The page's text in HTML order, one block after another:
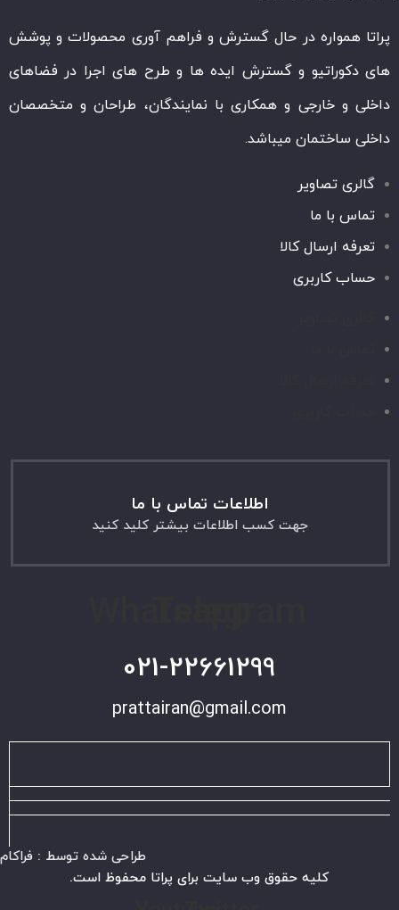
پراتا همواره در حال گسترش و فراهم آوری محصولات و پوشش
های دکوراتیو و گسترش ایده ها و طرح های اجرا در فضاهای
داخلی و خارجی و همکاری با نمایندگان، طراحان و متخصصان
داخلی ساختمان میباشد.
گالری تصاویر
تماس با ما
تعرفه ارسال کالا
حساب کاربری
اطلاعات تماس با ما
جهت کسب اطلاعات بیشتر کلید کنید
021-22661299
prattairan@gmail.com
طراحی شده توسط : فراکام
کلیه حقوق وب سایت برای پراتا محفوظ است.